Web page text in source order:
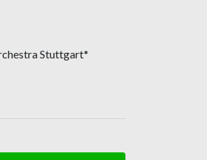
Stuttgart*